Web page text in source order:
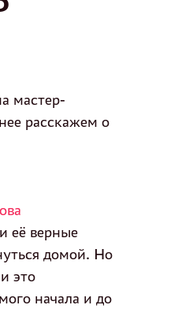
мастер-
расскажем о
её верные
домой. Но
это
начала и до